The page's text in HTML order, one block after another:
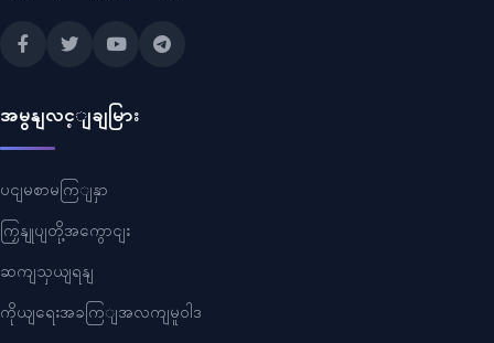
အမွနျလင့ျချမြား
ပငျမစာမကြျနှာ
ကြှနျုပျတို့အကွောငျး
ဆကျသှယျရနျ
ကိုယျရေးအခကြျအလကျမူဝါဒ